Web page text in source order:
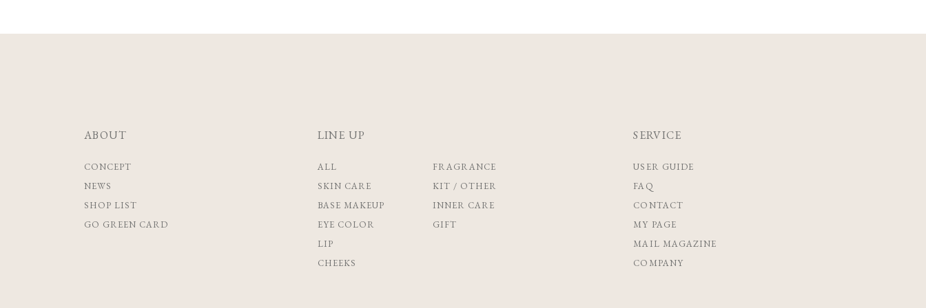
ABOUT
CONCEPT
NEWS
SHOP LIST
GO GREEN CARD
LINE UP
ALL
SKIN CARE
BASE MAKEUP
EYE COLOR
LIP
CHEEKS
FRAGRANCE
KIT / OTHER
INNER CARE
GIFT
SERVICE
USER GUIDE
FAQ
CONTACT
MY PAGE
MAIL MAGAZINE
COMPANY